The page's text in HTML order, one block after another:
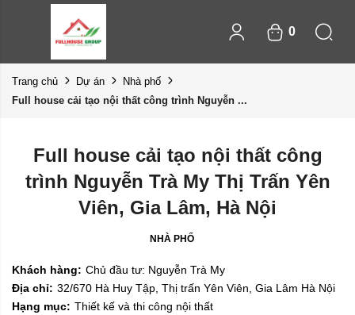
0
Trang chủ Dự án
Nhà phố
Full house cải tạo nội thất công trình Nguyễn ...
Full house cải tạo nội thất công
trình Nguyễn Trà My Thị Trấn Yên
Viên, Gia Lâm, Hà Nội
NHÀ PHỐ
Khách hàng: Chủ đầu tư: Nguyễn Trà My
Địa chỉ: 32/670 Hà Huy Tập, Thị trấn Yên Viên, Gia Lâm Hà Nội
Hạng mục: Thiết kế và thi công nội thất